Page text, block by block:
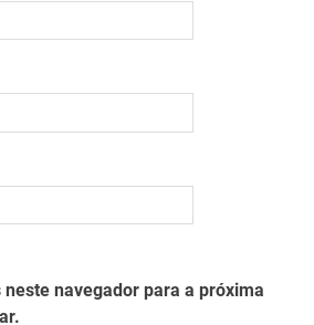
navegador para a próxima